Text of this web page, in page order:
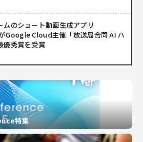
ムのショート動画生成アプリ
Google Cloud主催「放送局合同 AI ハ
優秀賞を受賞
特集